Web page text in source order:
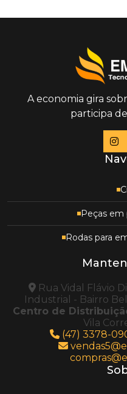
A economia gira
participa
Peças em
Rodas para
Rua Vidal Flávio
Industrial - Bairro
Centro de
Vila
(47) 3378-